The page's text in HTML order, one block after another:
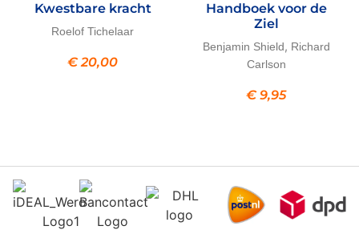
Kwestbare kracht
Roelof Tichelaar
€20,00
Handboek voor de
Ziel
Benjamin Shield, Richard
Carlson
€9,95